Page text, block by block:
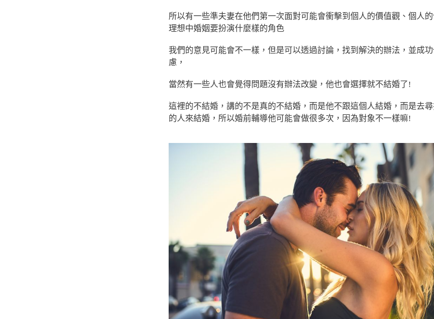
所以有一些準夫妻在他們第一次面對可能會衝擊到個人的價值觀、個人
理想中婚姻要扮演什麼樣的角色
我們的意見可能會不一樣，但是可以透過討論，找到解決的辦法，並成
慮，
當然有一些人也會覺得問題沒有辦法改變，他也會選擇就不結婚了!
這裡的不結婚，講的不是真的不結婚，而是他不跟這個人結婚，而是去
的人來結婚，所以婚前輔導他可能會做很多次，因為對象不一樣嘛!